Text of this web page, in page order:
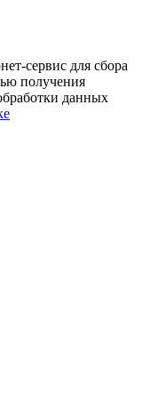
сервис для сбора
получения
данных